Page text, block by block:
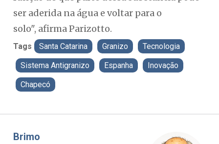
ser aderida na água e voltar para o
solo", afirma Parizotto.
Tags Santa Catarina Granizo Tecnologia
Sistema Antigranizo Espanha Inovação
Chapecó
Misael Elias